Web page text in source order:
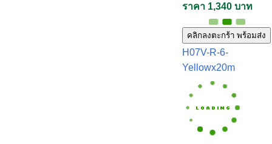
ราคา 1,340 บาท
คลิกลงตะกร้า พร้อมส่ง
H07V-R-6-
Yellowx20m